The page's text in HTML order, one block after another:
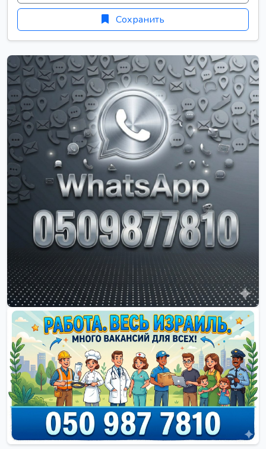
Сохранить